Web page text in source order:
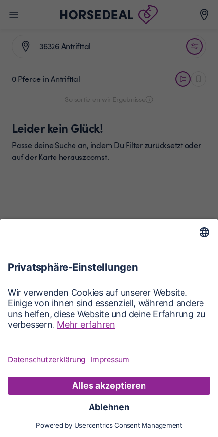
Karte Updates Konto
Karte
0 Pferde in Antrifttal
So sortieren wir Ergebnisse
Leider kein Glück!
Passe deine Suche an, indem Du Filter zurücksetzt oder
auf der Karte herauszoomst.